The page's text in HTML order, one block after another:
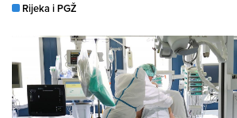
Rijeka i PGŽ